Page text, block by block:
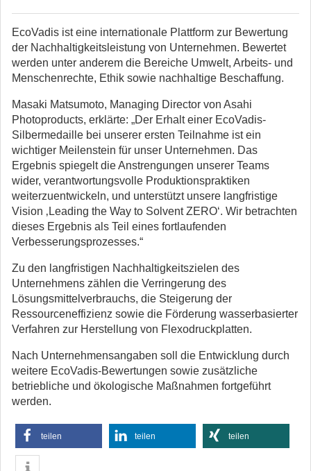
EcoVadis ist eine internationale Plattform zur Bewertung
der Nachhaltigkeitsleistung von Unternehmen. Bewertet
werden unter anderem die Bereiche Umwelt, Arbeits- und
Menschenrechte, Ethik sowie nachhaltige Beschaffung.
Masaki Matsumoto, Managing Director von Asahi
Photoproducts, erklärte: „Der Erhalt einer EcoVadis-
Silbermedaille bei unserer ersten Teilnahme ist ein
wichtiger Meilenstein für unser Unternehmen. Das
Ergebnis spiegelt die Anstrengungen unserer Teams
wider, verantwortungsvolle Produktionspraktiken
weiterzuentwickeln, und unterstützt unsere langfristige
Vision ‚Leading the Way to Solvent ZERO‘. Wir betrachten
dieses Ergebnis als Teil eines fortlaufenden
Verbesserungsprozesses.“
Zu den langfristigen Nachhaltigkeitszielen des
Unternehmens zählen die Verringerung des
Lösungsmittelverbrauchs, die Steigerung der
Ressourceneffizienz sowie die Förderung wasserbasierter
Verfahren zur Herstellung von Flexodruckplatten.
Nach Unternehmensangaben soll die Entwicklung durch
weitere EcoVadis-Bewertungen sowie zusätzliche
betriebliche und ökologische Maßnahmen fortgeführt
werden.
teilen teilen teilen